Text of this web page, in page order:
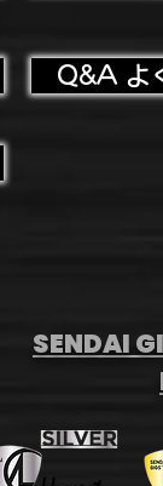
Q&A よ
SENDAI